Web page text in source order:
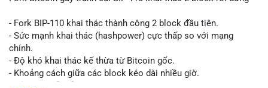
- Fork BIP-110 khai thác thành công 2 block đầu tiên.
- Sức mạnh khai thác (hashpower) cực thấp so với mạng
chính.
- Độ khó khai thác kế thừa từ Bitcoin gốc.
- Khoảng cách giữa các block kéo dài nhiều giờ.